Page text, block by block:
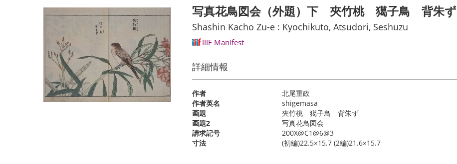
ン
写真花鳥図会（外題）下 夾竹桃 獦子鳥 背朱ず
Shashin Kacho Zu-e : Kyochikuto, Atsudori, Seshuzu
IIIF Manifest
詳細情報
作者
北尾重政
作者英名
shigemasa
画題
夾竹桃 獦子鳥 背朱ず
画題2
写真花鳥図会
請求記号
200X@C1@6@3
寸法
(初編)22.5×15.7 (2編)21.6×15.7